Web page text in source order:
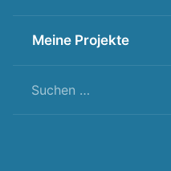
Meine Projekte